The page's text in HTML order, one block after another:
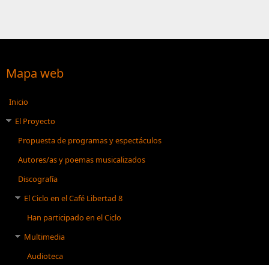
Mapa web
Inicio
El Proyecto
Propuesta de programas y espectáculos
Autores/as y poemas musicalizados
Discografía
El Ciclo en el Café Libertad 8
Han participado en el Ciclo
Multimedia
Audioteca